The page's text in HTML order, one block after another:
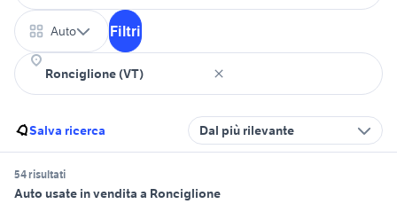
Auto Filtri
Salva ricerca Dal più rilevante
54 risultati
Auto usate in vendita a Ronciglione